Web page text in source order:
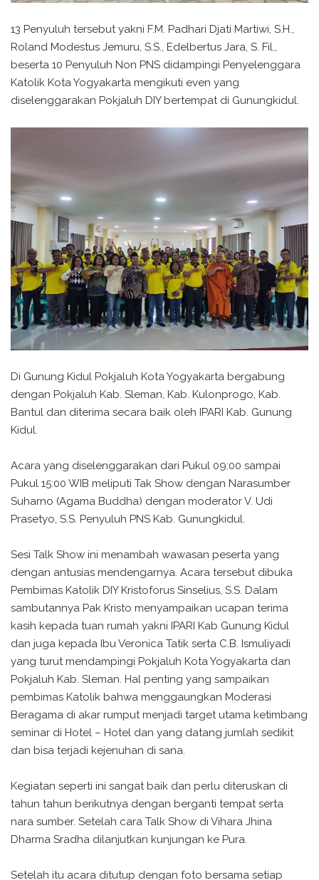
13 Penyuluh tersebut yakni F.M. Padhari Djati Martiwi, S.H.,
Roland Modestus Jemuru, S.S., Edelbertus Jara, S. Fil.,
beserta 10 Penyuluh Non PNS didampingi Penyelenggara
Katolik Kota Yogyakarta mengikuti even yang
diselenggarakan Pokjaluh DIY bertempat di Gunungkidul.
Di Gunung Kidul Pokjaluh Kota Yogyakarta bergabung
dengan Pokjaluh Kab. Sleman, Kab. Kulonprogo, Kab.
Bantul dan diterima secara baik oleh IPARI Kab. Gunung
Kidul.
Acara yang diselenggarakan dari Pukul 09:00 sampai
Pukul 15:00 WIB meliputi Tak Show dengan Narasumber
Suharno (Agama Buddha) dengan moderator V. Udi
Prasetyo, S.S. Penyuluh PNS Kab. Gunungkidul.
Sesi Talk Show ini menambah wawasan peserta yang
dengan antusias mendengarnya. Acara tersebut dibuka
Pembimas Katolik DIY Kristoforus Sinselius, S.S. Dalam
sambutannya Pak Kristo menyampaikan ucapan terima
kasih kepada tuan rumah yakni IPARI Kab Gunung Kidul
dan juga kepada Ibu Veronica Tatik serta C.B. Ismuliyadi
yang turut mendampingi Pokjaluh Kota Yogyakarta dan
Pokjaluh Kab. Sleman. Hal penting yang sampaikan
pembimas Katolik bahwa menggaungkan Moderasi
Beragama di akar rumput menjadi target utama ketimbang
seminar di Hotel – Hotel dan yang datang jumlah sedikit
dan bisa terjadi kejenuhan di sana.
Kegiatan seperti ini sangat baik dan perlu diteruskan di
tahun tahun berikutnya dengan berganti tempat serta
nara sumber. Setelah cara Talk Show di Vihara Jhina
Dharma Sradha dilanjutkan kunjungan ke Pura.
Setelah itu acara ditutup dengan foto bersama setiap